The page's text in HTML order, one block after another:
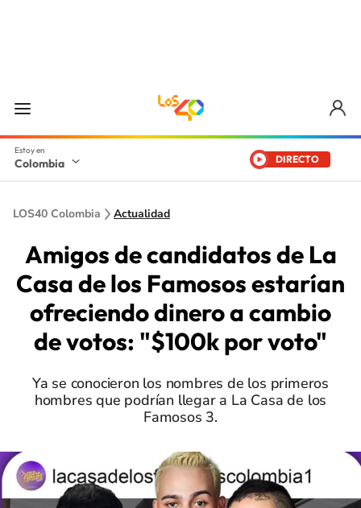
Colombia DIRECTO
LOS40 Colombia Actualidad
Amigos de candidatos de La
Casa de los Famosos estarían
ofreciendo dinero a cambio
de votos: "$100k por voto"
Ya se conocieron los nombres de los primeros
hombres que podrían llegar a La Casa de los
Famosos 3.